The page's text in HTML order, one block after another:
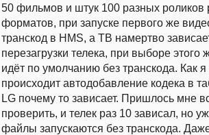
50 фильмов и штук 100 разных роликов
форматов, при запуске первого же
транскод в HMS, а ТВ намертво
перезагрузки телека, при выборе этого
идёт по умолчанию без транскода. Как
происходит автодобавление кодека в
LG почему то зависает. Пришлось мне
проверить, и телек раз 10 зависал, но
файлы запускаются без транскода.